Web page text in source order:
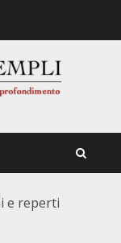
e reperti